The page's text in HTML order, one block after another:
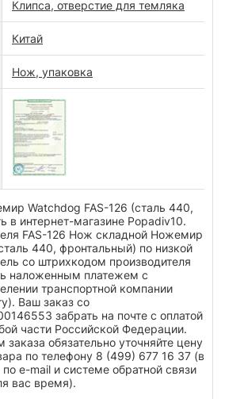
Клипса, отверстие для темляка
Китай
Нож, упаковка
Watchdog FAS-126 (сталь 440,
в интернет-магазине Popadiv10.
FAS-126 Нож складной Ножемир
440, фронтальный) по низкой
со штрихкодом производителя
наложенным платежем с
транспортной компании
Ваш заказ со
забрать на почте с оплатой
части Российской Федерации.
обязательно уточняйте цену
по телефону 8 (499) 677 16 37 (в
e-mail и системе обратной связи
вас время).